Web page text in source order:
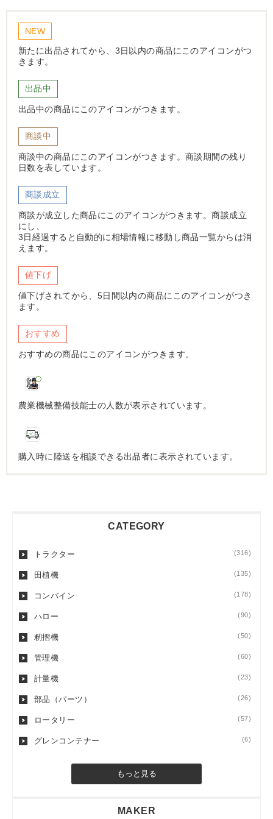
NEW
新たに出品されてから、3日以内の商品にこのアイコンがつ
きます。
出品中
出品中の商品にこのアイコンがつきます。
商談中
商談中の商品にこのアイコンがつきます。商談期間の残り
日数を表しています。
商談成立
商談が成立した商品にこのアイコンがつきます。商談成立
にし、
3日経過すると自動的に相場情報に移動し商品一覧からは消
えます。
値下げ
値下げされてから、5日間以内の商品にこのアイコンがつき
ます。
おすすめ
おすすめの商品にこのアイコンがつきます。
農業機械整備技能士の人数が表示されています。
購入時に陸送を相談できる出品者に表示されています。
CATEGORY
トラクター (316)
田植機 (135)
コンバイン (178)
ハロー (90)
籾摺機 (50)
管理機 (60)
計量機 (23)
部品（パーツ） (26)
ロータリー (57)
グレンコンテナー (6)
もっと見る
MAKER